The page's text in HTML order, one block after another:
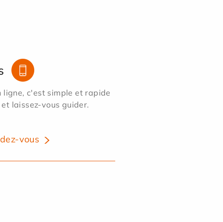
ligne, c'est simple et rapide
laissez-vous guider.
vous